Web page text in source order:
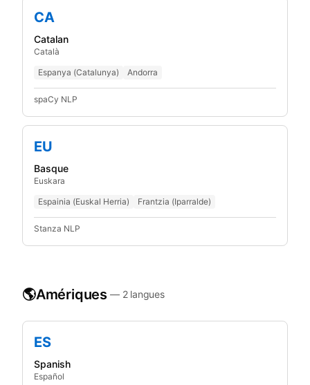
CA
Catalan
Català
Espanya (Catalunya)
Andorra
spaCy NLP
EU
Basque
Euskara
Espainia (Euskal Herria)
Frantzia (Iparralde)
Stanza NLP
🌎Amériques — 2 langues
ES
Spanish
Español